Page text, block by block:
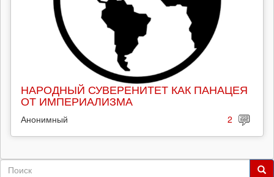
НАРОДНЫЙ СУВЕРЕНИТЕТ КАК ПАНАЦЕЯ
ОТ ИМПЕРИАЛИЗМА
Анонимный 2
Форма